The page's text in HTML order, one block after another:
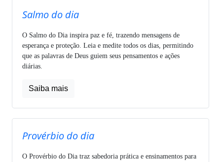
Salmo do dia
O Salmo do Dia inspira paz e fé, trazendo mensagens de
esperança e proteção. Leia e medite todos os dias, permitindo
que as palavras de Deus guiem seus pensamentos e ações
diárias.
Saiba mais
Provérbio do dia
O Provérbio do Dia traz sabedoria prática e ensinamentos para